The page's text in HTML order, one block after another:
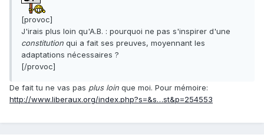
[provoc]
J'irais plus loin qu'A.B. : pourquoi ne pas s'inspirer d'une
constitution qui a fait ses preuves, moyennant les
adaptations nécessaires ?
[/provoc]
De fait tu ne vas pas plus loin que moi. Pour mémoire:
http://www.liberaux.org/index.php?s=&s…st&p=254553